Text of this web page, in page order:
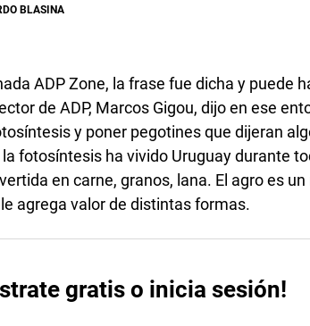
BLASINA
ADP Zone, la frase fue dicha y puede
de ADP, Marcos Gigou, dijo en ese
y poner pegotines que dijeran
fotosíntesis ha vivido Uruguay durante
en carne, granos, lana. El agro es
agrega valor de distintas formas.
gratis o inicia sesión!